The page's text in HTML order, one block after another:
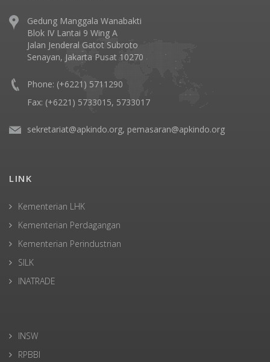
Gedung Manggala Wanabakti
Blok IV Lantai 9 Wing A
Jalan Jenderal Gatot Subroto
Senayan, Jakarta Pusat 10270
Phone: (+6221) 5711290
Fax: (+6221) 5733015, 5733017
sekretariat@apkindo.org, pemasaran@apkindo.org
LINK
Kementerian LHK
Kementerian Perdagangan
Kementerian Perindustrian
SILK
INATRADE
INSW
RPBBI